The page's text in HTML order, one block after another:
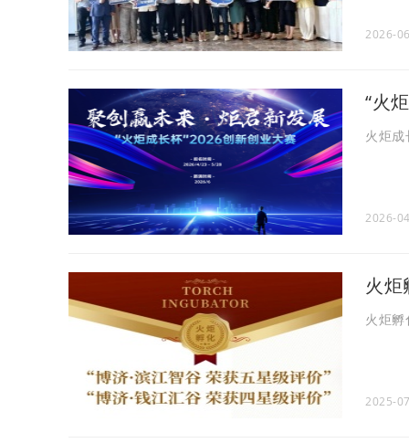
2026-
“火
2026-
火炬
火
2025-
火炬